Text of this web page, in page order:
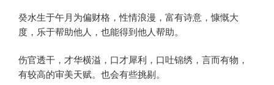
癸水生于午月为偏财格，性情浪漫，富有诗意，慷慨大
度，乐于帮助他人，也能得到他人帮助。
伤官透干，才华横溢，口才犀利，口吐锦绣，言而有物，
有较高的审美天赋。也会有些挑剔。